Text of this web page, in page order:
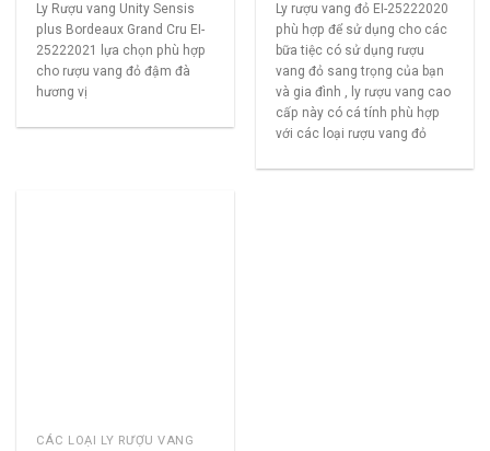
Ly Rượu vang Unity Sensis
plus Bordeaux Grand Cru EI-
25222021 lựa chọn phù hợp
cho rượu vang đỏ đậm đà
hương vị
Ly rượu vang đỏ EI-25222020
phù hợp để sử dụng cho các
bữa tiệc có sử dụng rượu
vang đỏ sang trọng của bạn
và gia đình , ly rượu vang cao
cấp này có cá tính phù hợp
với các loại rượu vang đỏ
CÁC LOẠI LY RƯỢU VANG